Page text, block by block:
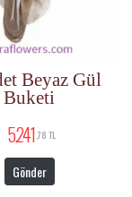
Beyaz Gül
Buketi
5.241 ,78 TL
Gönder